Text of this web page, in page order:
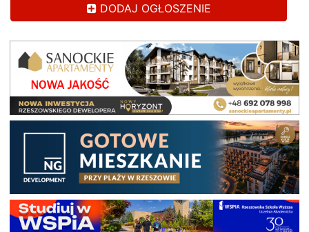
DODAJ OGŁOSZENIE